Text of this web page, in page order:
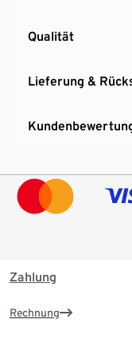
Qualität
Lieferung &
Zahlung
Rechnung